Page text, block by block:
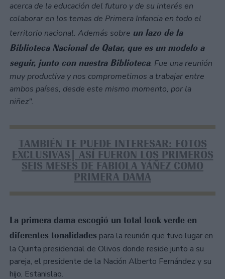
acerca de la educación del futuro y de su interés en
colaborar en los temas de Primera Infancia en todo el
territorio nacional. Además sobre un lazo de la
Biblioteca Nacional de Qatar, que es un modelo a
seguir, junto con nuestra Biblioteca. Fue una reunión
muy productiva y nos comprometimos a trabajar entre
ambos países, desde este mismo momento, por la
niñez". ⁣
TAMBIÉN TE PUEDE INTERESAR: FOTOS
EXCLUSIVAS| ASÍ FUERON LOS PRIMEROS
SEIS MESES DE FABIOLA YÁÑEZ COMO
PRIMERA DAMA
La primera dama escogió un total look verde en
diferentes tonalidades para la reunión que tuvo lugar en
la Quinta presidencial de Olivos donde reside junto a su
pareja, el presidente de la Nación Alberto Fernández y su
hijo, Estanislao.